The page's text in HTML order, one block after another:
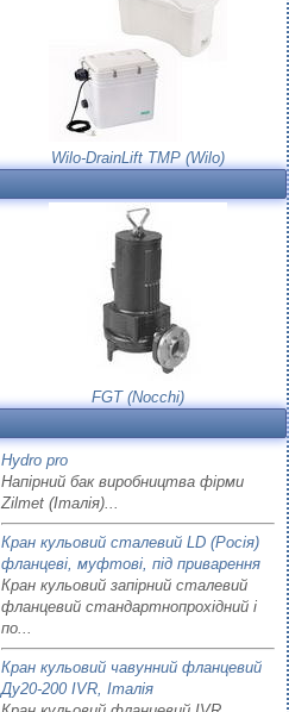
Wilo-DrainLift TMP (Wilo)
FGT (Nocchi)
Hydro pro
Напірний бак виробництва фірми
Zilmet (Італія)...
Кран кульовий сталевий LD (Росія)
фланцеві, муфтові, під приварення
Кран кульовий запірний сталевий
фланцевий стандартнопрохідний і
по...
Кран кульовий чавунний фланцевий
Ду20-200 IVR, Італія